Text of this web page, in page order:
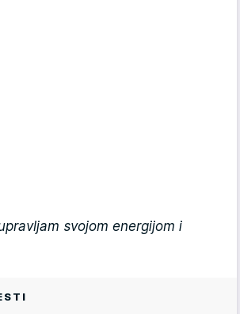
svojom energijom i